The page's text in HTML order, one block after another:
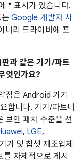
* 표시가 있습니다.
Google 개발자 사
너리 드라이버에 포
과 같은 기기/파트
엇인가요?
점은 Android 기기
합니다. 기기/파트너
보안 패치 수준을 선
, LGE,
기 및 칩셋 제조업체
자체적으로 게시